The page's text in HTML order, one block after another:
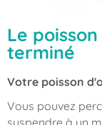
Le
terminé
Votre poisson
Vous pouvez
suspendre à un